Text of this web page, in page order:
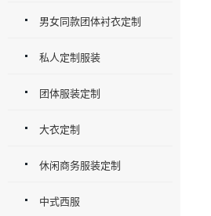
男女同款团体衬衣定制
私人定制服装
团体服装定制
大衣定制
休闲商务服装定制
中式西服